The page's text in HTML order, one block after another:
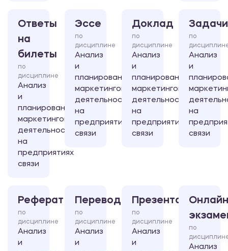
Ответы
на
билеты
по
дисциплине
Анализ
и
планирование
маркетинговой
деятельности
на
предприятиях
связи
Эссе
по
дисциплине
Анализ
и
планирование
маркетинговой
деятельности
на
предприятиях
связи
Доклад
по
дисциплине
Анализ
и
планирование
маркетинговой
деятельности
на
предприятиях
связи
Задачи
по
Анализ
и
на
связи
Реферат
по
дисциплине
Анализ
и
Перевод
по
дисциплине
Анализ
и
Презентация
по
дисциплине
Анализ
и
по
Анализ